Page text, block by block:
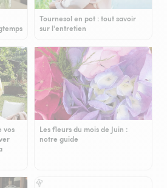
Tournesol en pot : tout savoir
sur l'entretien
vos
Les fleurs du mois de Juin :
notre guide